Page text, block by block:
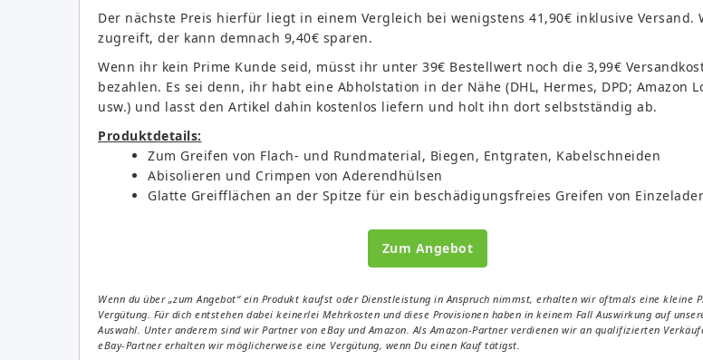
Der nächste Preis hierfür liegt in einem Vergleich bei wenigstens 41,90€ inklusive Versand.
zugreift, der kann demnach 9,40€ sparen.
Wenn ihr kein Prime Kunde seid, müsst ihr unter 39€ Bestellwert noch die 3,99€
bezahlen. Es sei denn, ihr habt eine Abholstation in der Nähe (DHL, Hermes, DPD; Amazon
usw.) und lasst den Artikel dahin kostenlos liefern und holt ihn dort selbstständig ab.
Produktdetails:
Zum Greifen von Flach- und Rundmaterial, Biegen, Entgraten, Kabelschneiden
Abisolieren und Crimpen von Aderendhülsen
Glatte Greifflächen an der Spitze für ein beschädigungsfreies Greifen von
Zum Angebot
Wenn du über „zum Angebot“ ein Produkt kaufst oder Dienstleistung in Anspruch nimmst, erhalten wir oftmals eine kleine
Vergütung. Für dich entstehen dabei keinerlei Mehrkosten und diese Provisionen haben in keinem Fall Auswirkung auf
Auswahl. Unter anderem sind wir Partner von eBay und Amazon. Als Amazon-Partner verdienen wir an qualifizierten
eBay-Partner erhalten wir möglicherweise eine Vergütung, wenn Du einen Kauf tätigst.